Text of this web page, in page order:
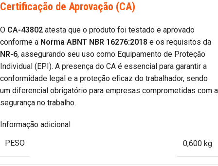
Certificação de Aprovação (CA)
O CA-43802 atesta que o produto foi testado e aprovado
conforme a Norma ABNT NBR 16276:2018 e os requisitos da
NR-6, assegurando seu uso como Equipamento de Proteção
Individual (EPI). A presença do CA é essencial para garantir a
conformidade legal e a proteção eficaz do trabalhador, sendo
um diferencial obrigatório para empresas comprometidas com a
segurança no trabalho.
Informação adicional
PESO
0,600 kg